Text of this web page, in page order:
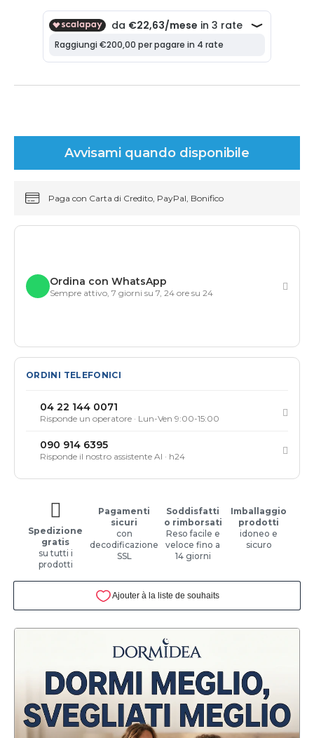
Avvisami quando disponibile
Paga con Carta di Credito, PayPal, Bonifico
Ordina con WhatsApp
Sempre attivo, 7 giorni su 7, 24 ore su 24
ORDINI TELEFONICI
04 22 144 0071
Risponde un operatore · Lun-Ven 9:00-15:00
090 914 6395
Risponde il nostro assistente AI · h24
Spedizione
gratis
su tutti i
prodotti
Pagamenti
sicuri
con
decodificazione
SSL
Soddisfatti
o rimborsati
Reso facile e
veloce fino a
14 giorni
Imballaggio
prodotti
idoneo e
sicuro